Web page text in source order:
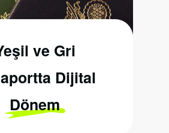
ve Gri
Dijital
Dönem